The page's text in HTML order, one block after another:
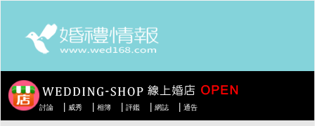
討論 威秀 相簿 評鑑 網誌 通告